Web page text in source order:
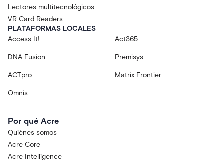
Lectores multitecnológicos
VR Card Readers
PLATAFORMAS LOCALES
Access It!
Act365
DNA Fusion Premisys
ACTpro Matrix Frontier
Omnis
Por qué Acre
Quiénes somos
Acre Core
Acre Intelligence